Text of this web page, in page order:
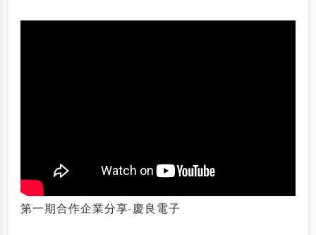
第一期合作企業分享-慶良電子